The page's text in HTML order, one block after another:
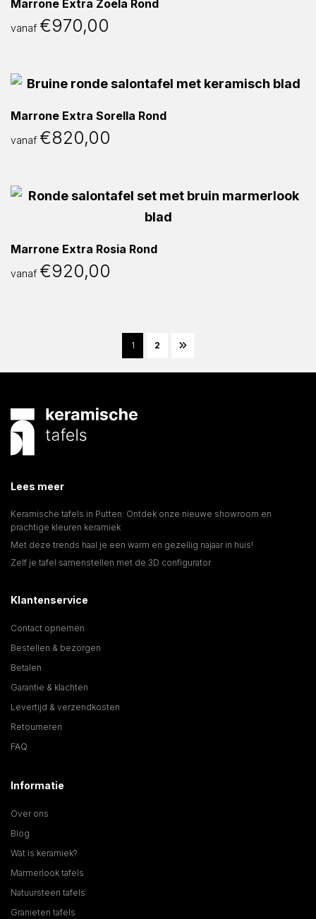
Marrone Extra Zoela Rond
vanaf €970,00
Marrone Extra Sorella Rond
vanaf €820,00
Marrone Extra Rosia Rond
vanaf €920,00
1 2
Lees meer
Keramische tafels in Putten: Ontdek onze nieuwe showroom en
prachtige kleuren keramiek
Met deze trends haal je een warm en gezellig najaar in huis!
Zelf je tafel samenstellen met de 3D configurator
Klantenservice
Contact opnemen
Bestellen & bezorgen
Betalen
Garantie & klachten
Levertijd & verzendkosten
Retourneren
FAQ
Informatie
Over ons
Blog
Wat is keramiek?
Marmerlook tafels
Natuursteen tafels
Granieten tafels